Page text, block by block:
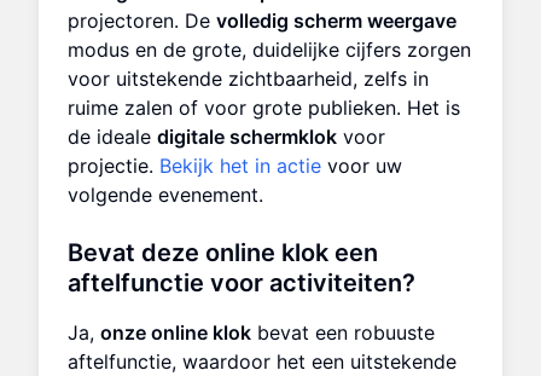
projectoren. De volledig scherm weergave
modus en de grote, duidelijke cijfers zorgen
voor uitstekende zichtbaarheid, zelfs in
ruime zalen of voor grote publieken. Het is
de ideale digitale schermklok voor
projectie. Bekijk het in actie voor uw
volgende evenement.
Bevat deze online klok een
aftelfunctie voor activiteiten?
Ja, onze online klok bevat een robuuste
aftelfunctie, waardoor het een uitstekende